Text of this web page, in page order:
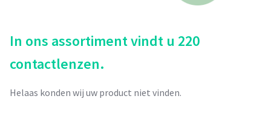
In ons assortiment vindt u 220
contactlenzen.
Helaas konden wij uw product niet vinden.